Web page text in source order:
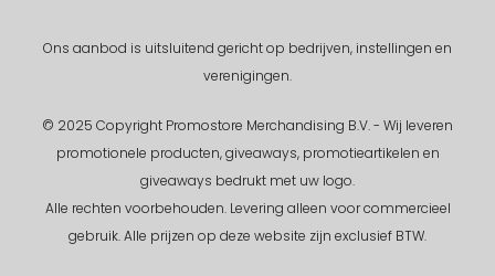
Ons aanbod is uitsluitend gericht op bedrijven, instellingen en
verenigingen.
© 2025 Copyright Promostore Merchandising B.V. - Wij leveren
promotionele producten, giveaways, promotieartikelen en
giveaways bedrukt met uw logo.
Alle rechten voorbehouden.Levering alleen voor commercieel
gebruik. Alle prijzen op deze website zijn exclusief BTW.